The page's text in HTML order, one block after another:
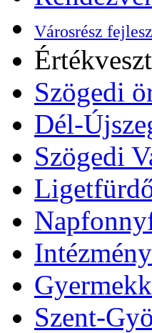
Városrész
Szögedi
Dél-
Szögedi
Szent-